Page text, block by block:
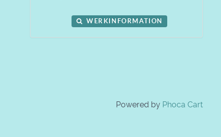
WERKINFORMATION
Powered by Phoca Cart